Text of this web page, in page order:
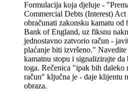
Formulacija koja djeluje -
Commercial Debts (Interest)
obračunati zakonsku kamatu od
Bank of England, uz fiksnu
jednostavno zatvorio račun -
plaćanje biti izvršeno."
kamatnu stopu i signalizirajte
toga. Rečenica "ipak bih daleko
račun" ključna je - daje klijentu
obraza.